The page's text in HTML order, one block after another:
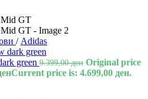
/ Adidas
green 9.399,00ден Original price
Current price is: 4.699,00 ден.